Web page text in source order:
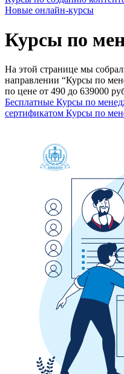
Новые онлайн‑курсы
Курсы по
На этой странице мы
направлении “Курсы по
по цене от 490 до 639000
Бесплатные Курсы по
сертификатом Курсы по